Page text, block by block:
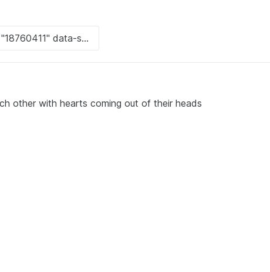
other with hearts coming out of their heads